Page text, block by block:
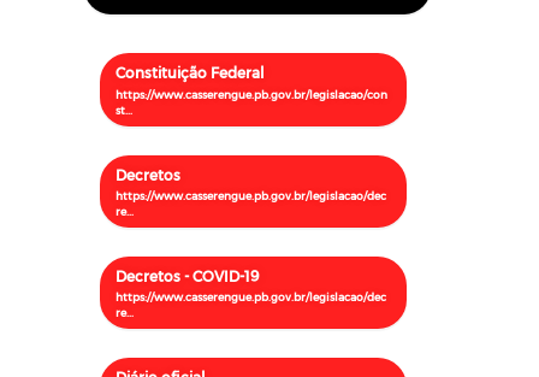
Constituição Federal
Decretos
Decretos - COVID-19